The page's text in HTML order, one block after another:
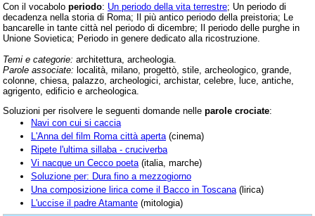
Con il vocabolo periodo: Un periodo della vita terrestre; Un periodo di
decadenza nella storia di Roma; Il più antico periodo della preistoria; Le
bancarelle in tante città nel periodo di dicembre; Il periodo delle purghe in
Unione Sovietica; Periodo in genere dedicato alla ricostruzione.
Temi e categorie: architettura, archeologia.
Parole associate: località, milano, progettò, stile, archeologico, grande,
colonne, chiesa, palazzo, archeologici, archistar, celebre, luce, antiche,
agrigento, edificio e archeologica.
Soluzioni per risolvere le seguenti domande nelle parole crociate:
Navi con cui si caccia
L'Anna del film Roma città aperta (cinema)
Ripete l'ultima sillaba - cruciverba
Vi nacque un Cecco poeta (italia, marche)
Soluzione per: Dura fino a mezzogiorno
Una composizione lirica come il Bacco in Toscana (lirica)
L'uccise il padre Atamante (mitologia)